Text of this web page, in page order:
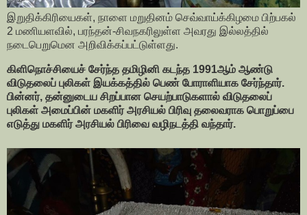
இறுதிக்கிரியைகள், நாளை மறுதினம் செவ்வாய்க்கிழமை பிற்பகல்
2 மணியளவில், பரந்தன்-சிவநகரிலுள்ள அவரது இல்லத்தில்
நடைபெறுமென அறிவிக்கப்பட்டுள்ளது.
கிளிநொச்சியைச் சேர்ந்த தமிழினி கடந்த 1991ஆம் ஆண்டு
விடுதலைப் புலிகள் இயக்கத்தில் பெண் போராளியாக சேர்ந்தார்.
பின்னர், தன்னுடைய சிறப்பான செயற்பாடுகளால் விடுதலைப்
புலிகள் அமைப்பின் மகளிர் அரசியல் பிரிவு தலைவராக பொறுப்பை
எடுத்து மகளிர் அரசியல் பிரிவை வழிநடத்தி வந்தார்.